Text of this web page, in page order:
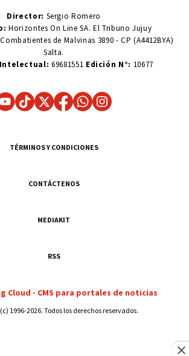
Director: Sergio Romero
Horizontes On Line SA. El Tribuno Jujuy
de Malvinas 3890 - CP (A4412BYA)
Salta.
69681551 Edición N°: 10677
TÉRMINOS Y CONDICIONES
CONTÁCTENOS
MEDIAKIT
RSS
Cloud - CMS para portales de noticias
1996-2026. Todos los derechos reservados.